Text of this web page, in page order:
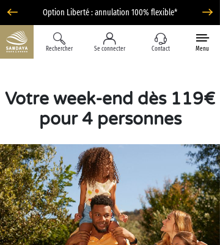
Option Liberté : annulation 100% flexible*
Rechercher Se connecter Contact Menu
Votre week-end dès 119€
pour 4 personnes